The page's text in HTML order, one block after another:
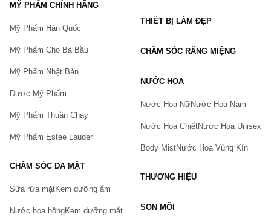
Bạn gặp vấn đề về sản phẩm hay mua hàng?
Hãy báo lỗi cho chúng tôi. Hoặc gọi cho chúng tôi qua số
MỸ PHẨM CHÍNH HÃNG
Mỹ Phẩm Hàn Quốc
Mỹ Phẩm Cho Bà Bầu
Mỹ Phẩm Nhật Bản
Dược Mỹ Phẩm
Mỹ Phẩm Thuần Chay
Mỹ Phẩm Estee Lauder
CHĂM SÓC DA MẶT
Sữa rửa mặtKem dưỡng ẩm
Nước hoa hồngKem dưỡng mắt
THIẾT BỊ LÀM ĐẸP
CHĂM SÓC RĂNG MIỆNG
NƯỚC HOA
Nước Hoa NữNước Hoa Nam
Nước Hoa ChiếtNước Hoa Unisex
Body MistNước Hoa Vùng Kín
THƯƠNG HIỆU
SON MÔI